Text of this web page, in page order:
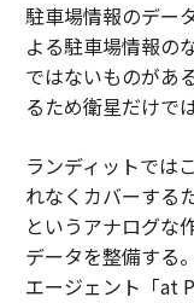
駐車場情報のデー
よる駐車場情報の
ではないものがあ
るため衛星だけで
ランディットでは
れなくカバーする
というアナログな
データを整備する
エージェント「at